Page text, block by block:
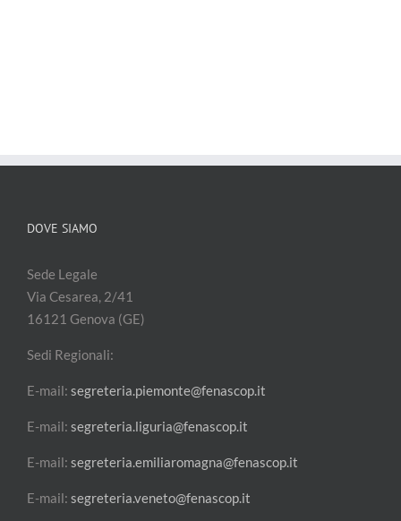
DOVE SIAMO
Sede Legale
Via Cesarea, 2/41
16121 Genova (GE)
Sedi Regionali:
E-mail: segreteria.piemonte@fenascop.it
E-mail: segreteria.liguria@fenascop.it
E-mail: segreteria.emiliaromagna@fenascop.it
E-mail: segreteria.veneto@fenascop.it